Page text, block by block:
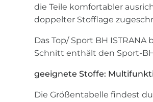
die Teile komfortabler
doppelter Stofflage
Das Top/ Sport BH
Schnitt enthält den Sport-
geeignete Stoffe:
Die Größentabelle findest